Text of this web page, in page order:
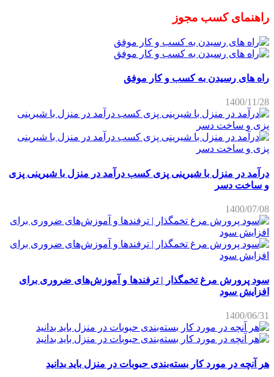
راهنمای کسب مجوز
راه های رسیدن به کسب و کار موفق
1400/11/28
درآمد در منزل با شیرینی پزی کسب درآمد در منزل با شیرینی پزی
و ساخت دسر
1400/07/08
سود پرورش مرغ تخمگذار | ترفندها و آموزش‌های ضروری برای
افزایش سود
1400/06/31
هر آنچه در مورد کار بسته‌بندی حبوبات در منزل باید بدانید